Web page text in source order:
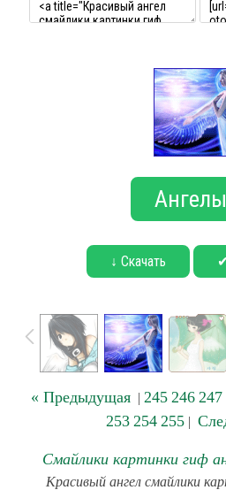
↓ Скачать
« Предыдущая| 245 246 247
253 254 255 |
Смайлики картинки гиф
Красивый ангел смайлики